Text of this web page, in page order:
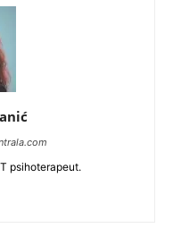
psihoterapeut.